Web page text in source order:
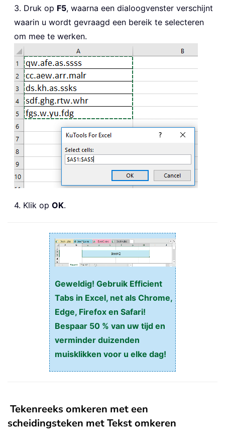
3. Druk op F5, waarna een dialoogvenster verschijnt
waarin u wordt gevraagd een bereik te selecteren
om mee te werken.
4. Klik op OK.
Geweldig! Gebruik Efficient
Tabs in Excel, net als Chrome,
Edge, Firefox en Safari!
Bespaar 50 % van uw tijd en
verminder duizenden
muisklikken voor u elke dag!
Tekenreeks omkeren met een
scheidingsteken met Tekst omkeren